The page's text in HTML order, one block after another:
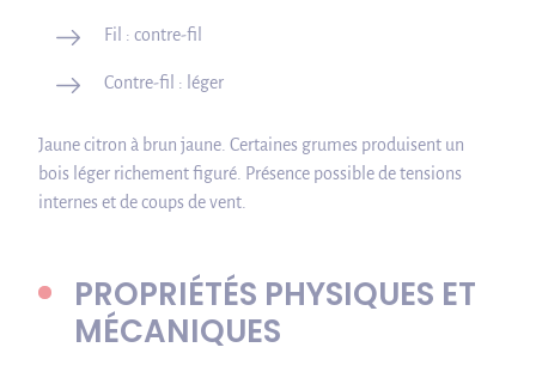
Fil : contre-fil
Contre-fil : léger
Jaune citron à brun jaune. Certaines grumes produisent un
bois léger richement figuré. Présence possible de tensions
internes et de coups de vent.
PROPRIÉTÉS PHYSIQUES ET
MÉCANIQUES